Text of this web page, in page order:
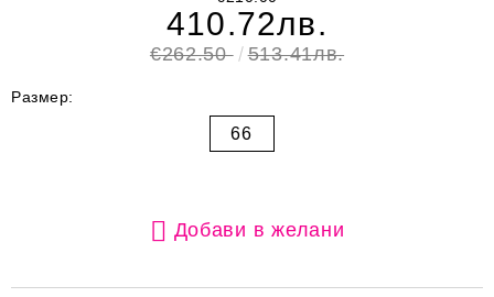
410.72лв.
€262.50 513.41лв.
Размер:
66
Добави в желани